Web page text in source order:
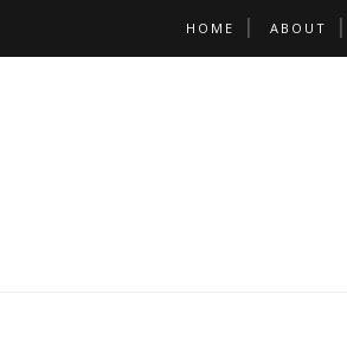
HOME ABOUT